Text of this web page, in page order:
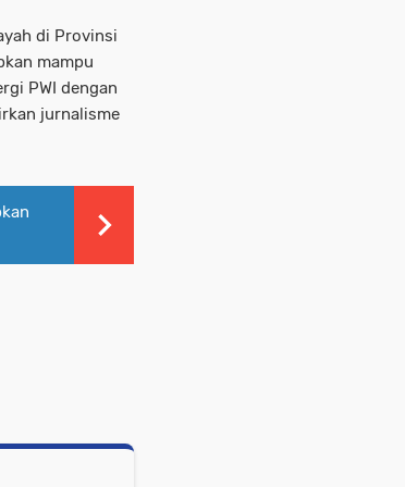
di Provinsi
mampu
PWI dengan
jurnalisme